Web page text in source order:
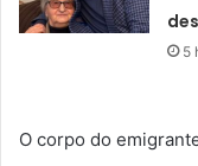
5
O corpo do